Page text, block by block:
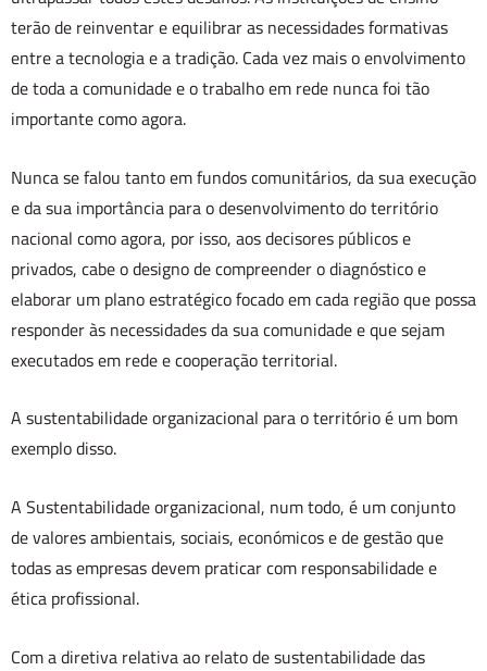
terão de reinventar e equilibrar as necessidades formativas
entre a tecnologia e a tradição. Cada vez mais o envolvimento
de toda a comunidade e o trabalho em rede nunca foi tão
importante como agora.
Nunca se falou tanto em fundos comunitários, da sua execução
e da sua importância para o desenvolvimento do território
nacional como agora, por isso, aos decisores públicos e
privados, cabe o designo de compreender o diagnóstico e
elaborar um plano estratégico focado em cada região que possa
responder às necessidades da sua comunidade e que sejam
executados em rede e cooperação territorial.
A sustentabilidade organizacional para o território é um bom
exemplo disso.
A Sustentabilidade organizacional, num todo, é um conjunto
de valores ambientais, sociais, económicos e de gestão que
todas as empresas devem praticar com responsabilidade e
ética profissional.
Com a diretiva relativa ao relato de sustentabilidade das